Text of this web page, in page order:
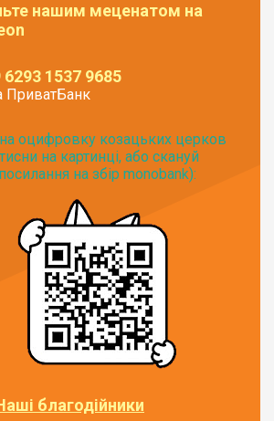
нашим меценатом на
6293 1537 9685
ПриватБанк
на оцифровку козацьких церков
на картинці, або скануй
посилання на збір monobank):
благодійники